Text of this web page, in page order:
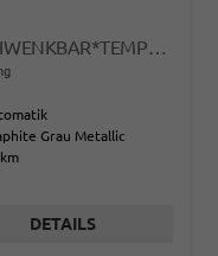
SELECTION 1.0 TSI DSG*AHK-SCHWENKBAR*TEMPOMAT*PDC-HINTEN*KEYLESS-GO*SHZ*
Grau Metallic
DETAILS